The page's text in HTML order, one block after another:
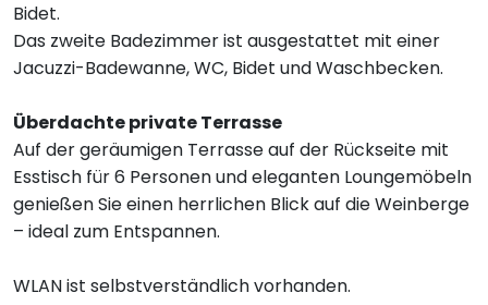
Bidet.
Das zweite Badezimmer ist ausgestattet mit einer
Jacuzzi-Badewanne, WC, Bidet und Waschbecken.
Überdachte private Terrasse
Auf der geräumigen Terrasse auf der Rückseite mit
Esstisch für 6 Personen und eleganten Loungemöbeln
genießen Sie einen herrlichen Blick auf die Weinberge
– ideal zum Entspannen.
WLAN ist selbstverständlich vorhanden.